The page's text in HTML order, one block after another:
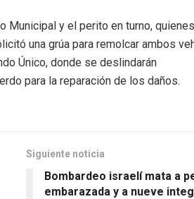
Municipal y el perito en turno,
una grúa para remolcar ambos
Único, donde se deslindarán
para la reparación de los daños.
Siguiente noticia
Bombardeo israelí mata a
embarazada y a nueve